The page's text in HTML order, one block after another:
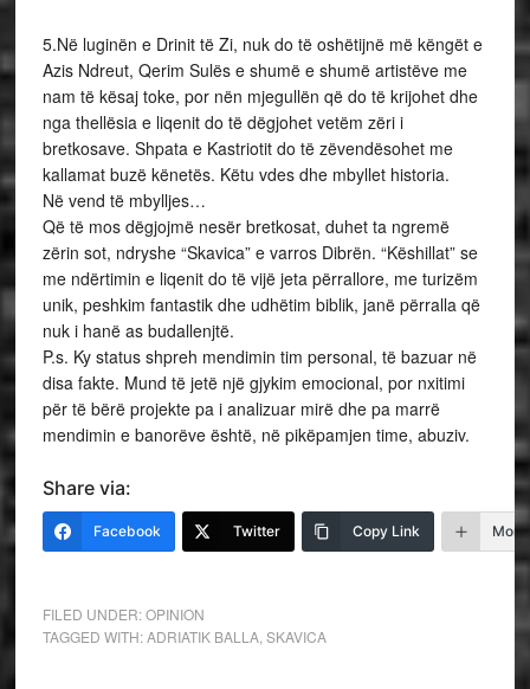
5.Në luginën e Drinit të Zi, nuk do të oshëtijnë më këngët e
Azis Ndreut, Qerim Sulës e shumë e shumë artistëve me
nam të kësaj toke, por nën mjegullën që do të krijohet dhe
nga thellësia e liqenit do të dëgjohet vetëm zëri i
bretkosave. Shpata e Kastriotit do të zëvendësohet me
kallamat buzë kënetës. Këtu vdes dhe mbyllet historia.
Në vend të mbylljes…
Që të mos dëgjojmë nesër bretkosat, duhet ta ngremë
zërin sot, ndryshe “Skavica” e varros Dibrën. “Këshillat” se
me ndërtimin e liqenit do të vijë jeta përrallore, me turizëm
unik, peshkim fantastik dhe udhëtim biblik, janë përralla që
nuk i hanë as budallenjtë.
P.s. Ky status shpreh mendimin tim personal, të bazuar në
disa fakte. Mund të jetë një gjykim emocional, por nxitimi
për të bërë projekte pa i analizuar mirë dhe pa marrë
mendimin e banorëve është, në pikëpamjen time, abuziv.
Share via:
Facebook Twitter Copy Link More
FILED UNDER:OPINION
TAGGED WITH:ADRIATIK BALLA, SKAVICA